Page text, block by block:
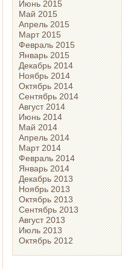
Июнь 2015
Май 2015
Апрель 2015
Март 2015
Февраль 2015
Январь 2015
Декабрь 2014
Ноябрь 2014
Октябрь 2014
Сентябрь 2014
Август 2014
Июнь 2014
Май 2014
Апрель 2014
Март 2014
Февраль 2014
Январь 2014
Декабрь 2013
Ноябрь 2013
Октябрь 2013
Сентябрь 2013
Август 2013
Июль 2013
Октябрь 2012